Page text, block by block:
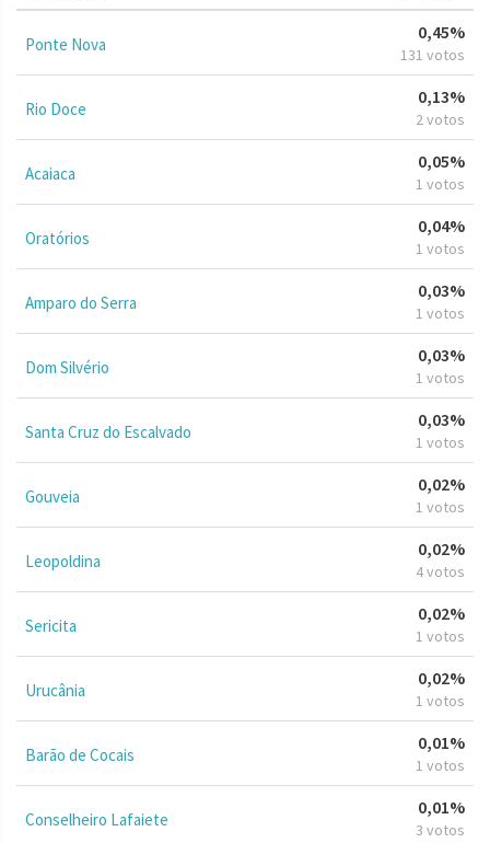
Ponte Nova
0,45%
131 votos
Rio Doce
0,13%
2 votos
Acaiaca
0,05%
1 votos
Oratórios
0,04%
1 votos
Amparo do Serra
0,03%
1 votos
Dom Silvério
0,03%
1 votos
Santa Cruz do Escalvado
0,03%
1 votos
Gouveia
0,02%
1 votos
Leopoldina
0,02%
4 votos
Sericita
0,02%
1 votos
Urucânia
0,02%
1 votos
Barão de Cocais
0,01%
1 votos
Conselheiro Lafaiete
0,01%
3 votos